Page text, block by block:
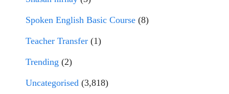
Spoken English Basic Course (8)
Teacher Transfer (1)
Trending (2)
Uncategorised (3,818)